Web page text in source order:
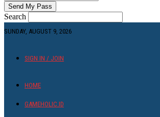
Search
SUNDAY, AUGUST 9, 2026
SIGN IN / JOIN
HOME
GAMEHOLIC.ID